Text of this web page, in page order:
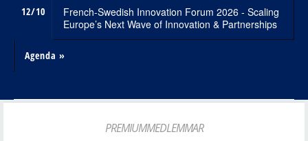
12/10
French-Swedish Innovation Forum 2026 - Scaling
Europe’s Next Wave of Innovation & Partnerships
Agenda »
PREMIUMMEDLEMMAR